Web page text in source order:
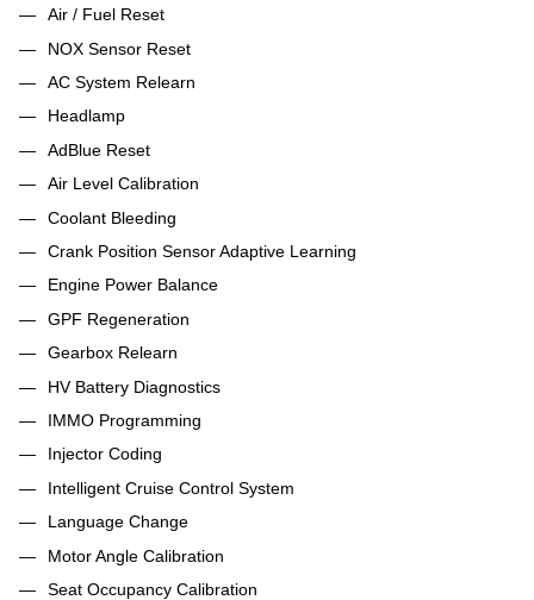
Air / Fuel Reset
NOX Sensor Reset
AC System Relearn
Headlamp
AdBlue Reset
Air Level Calibration
Coolant Bleeding
Crank Position Sensor Adaptive Learning
Engine Power Balance
GPF Regeneration
Gearbox Relearn
HV Battery Diagnostics
IMMO Programming
Injector Coding
Intelligent Cruise Control System
Language Change
Motor Angle Calibration
Seat Occupancy Calibration